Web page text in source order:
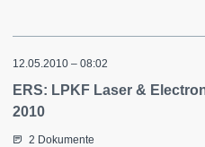
12.05.2010 – 08:02
ERS: LPKF Laser &
2010
2 Dokumente